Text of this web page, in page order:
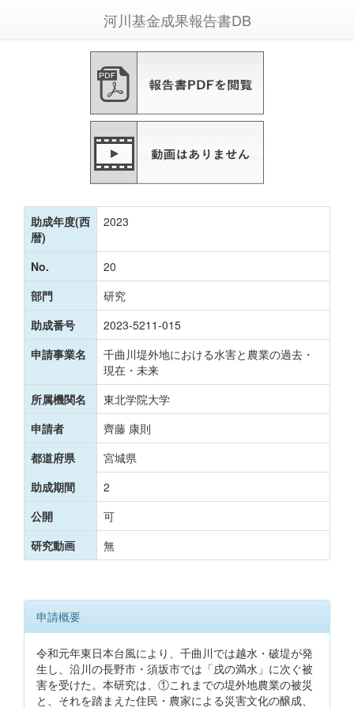
河川基金成果報告書DB
助成年度(西
暦)
2023
No.
20
部門
研究
助成番号
2023-5211-015
申請事業名
千曲川堤外地における水害と農業の過去・
現在・未来
所属機関名
東北学院大学
申請者
齊藤 康則
都道府県
宮城県
助成期間
2
公開
可
研究動画
無
申請概要
令和元年東日本台風により、千曲川では越水・破堤が発
生し、沿川の長野市・須坂市では「戌の満水」に次ぐ被
害を受けた。本研究は、①これまでの堤外地農業の被災
と、それを踏まえた住民・農家による災害文化の醸成、